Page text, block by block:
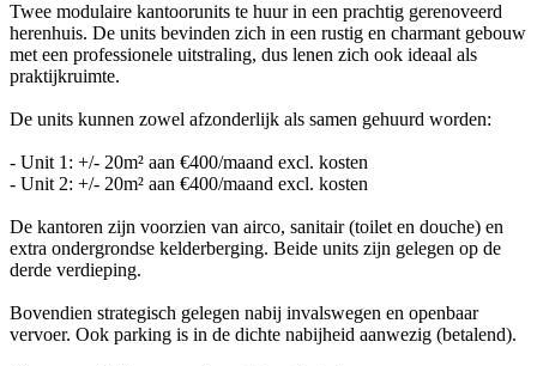
Twee modulaire kantoorunits te huur in een prachtig gerenoveerd
herenhuis. De units bevinden zich in een rustig en charmant gebouw
met een professionele uitstraling, dus lenen zich ook ideaal als
praktijkruimte.
De units kunnen zowel afzonderlijk als samen gehuurd worden:
- Unit 1: +/- 20m² aan €400/maand excl. kosten
- Unit 2: +/- 20m² aan €400/maand excl. kosten
De kantoren zijn voorzien van airco, sanitair (toilet en douche) en
extra ondergrondse kelderberging. Beide units zijn gelegen op de
derde verdieping.
Bovendien strategisch gelegen nabij invalswegen en openbaar
vervoer. Ook parking is in de dichte nabijheid aanwezig (betalend).